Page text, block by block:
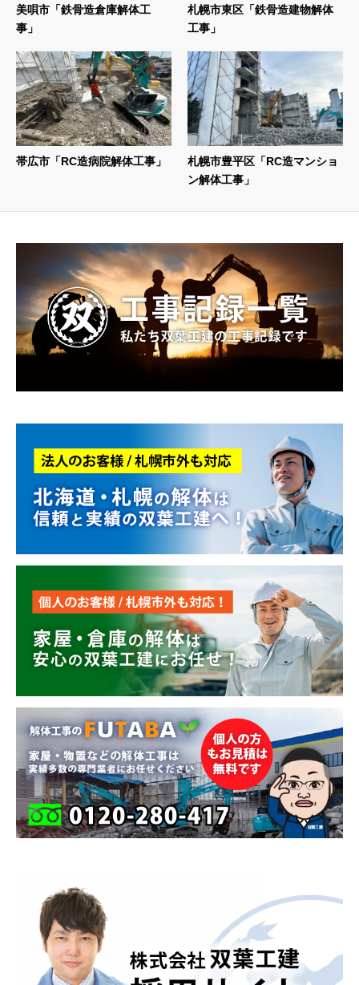
美唄市「鉄骨造倉庫解体工
事」
札幌市東区「鉄骨造建物解体
工事」
帯広市「RC造病院解体工事」
札幌市豊平区「RC造マンショ
ン解体工事」